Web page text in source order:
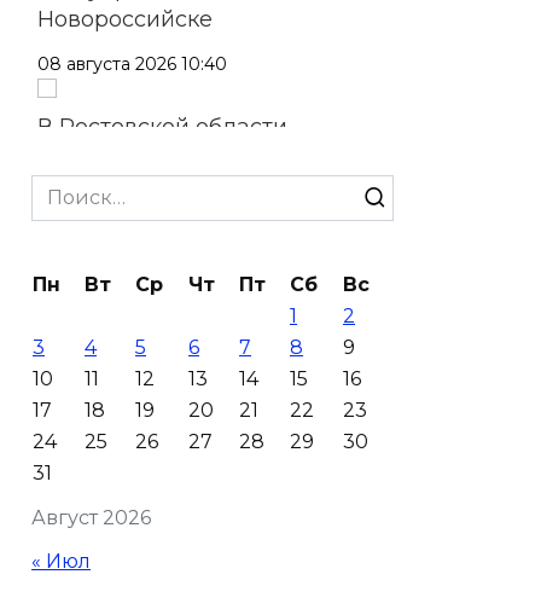
Новороссийске
08 августа 2026 10:40
В Ростовской области
техногенных пожаров и 30
возгораний растительности
объявили штормовое
предупреждение из-за
высокого риска пожаров
08 августа 2026 09:32
Утром над акваторией
Азовского моря сбили
Search
for:
Август 2026
Пн Вт Ср Чт Пт Сб
Вс
1
2
3
4 5 6 7 8
9
10
11 12 13 14 15
16
17
18 19 20 21 22
23
24
25 26 27 28 29
30
31
« Июл